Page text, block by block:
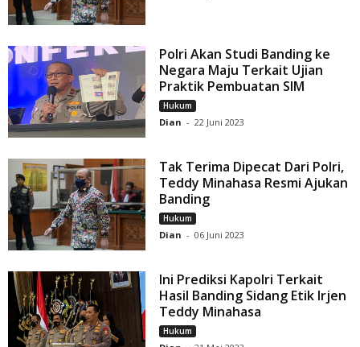
Polri Akan Studi Banding ke
Negara Maju Terkait Ujian
Praktik Pembuatan SIM
Hukum
Dian - 22 Juni 2023
Tak Terima Dipecat Dari Polri,
Teddy Minahasa Resmi Ajukan
Banding
Hukum
Dian - 06 Juni 2023
Ini Prediksi Kapolri Terkait
Hasil Banding Sidang Etik Irjen
Teddy Minahasa
Hukum